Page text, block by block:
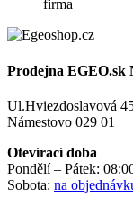
Prodejna EGEO.sk
Ul.Hviezdoslavová
Námestovo 029 01
Otevírací doba
Pondělí – Pátek:
Sobota: na